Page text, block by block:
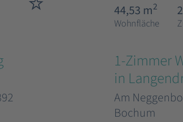
44,53 m2
Wohnfläche
2
1-Zimmer
in
Am
Bochum